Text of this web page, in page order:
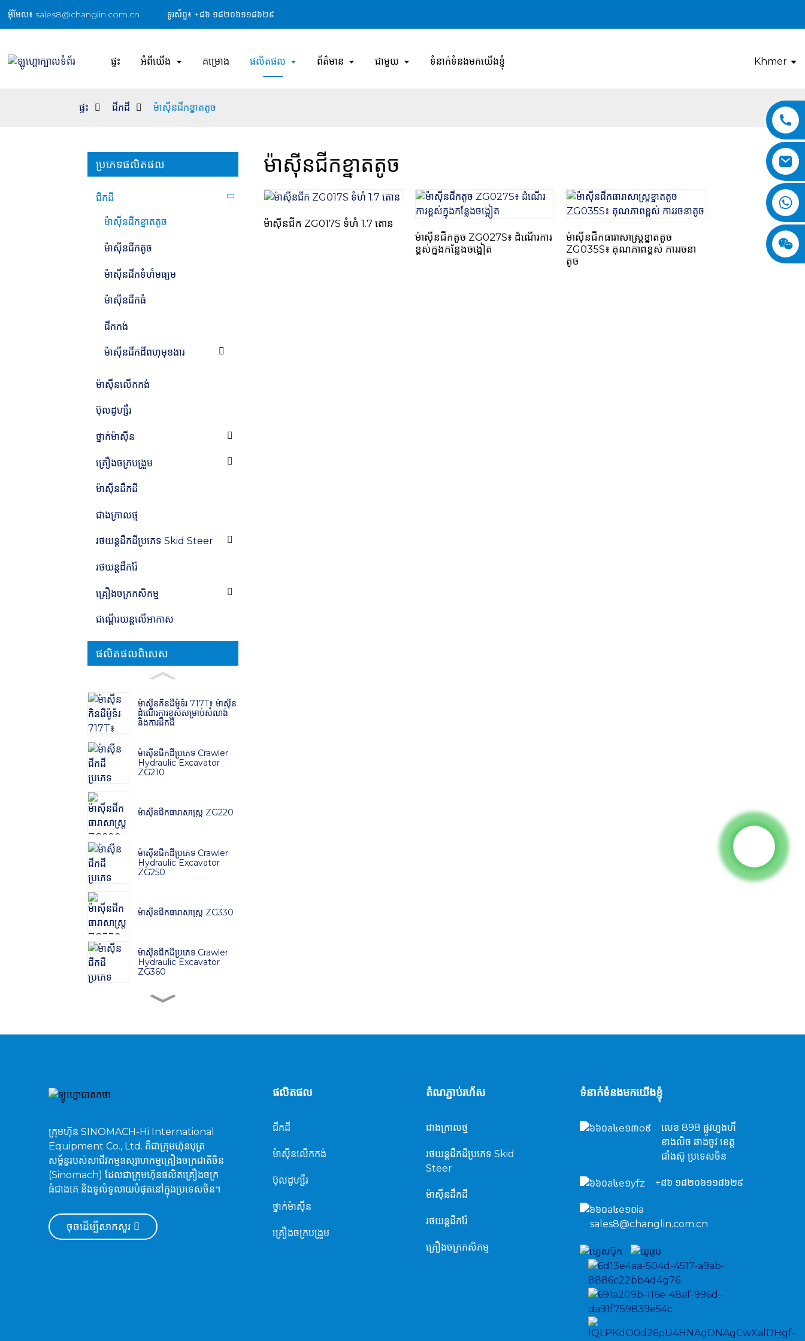
អ៊ីមែល៖ sales8@changlin.com.cn ទូរស័ព្ទ៖ +៨៦ ១៨២០៦១១៨៦២៩
ផ្ទះ អំពីយើង គម្រោង ផលិតផល ព័ត៌មាន ជាមួយ ទំនាក់ទំនងមកយើងខ្ញុំ Khmer
ផ្ទះ ជីក​ដី ម៉ាស៊ីនជីកខ្នាតតូច
ប្រភេទផលិតផល
ជីក​ដី
ម៉ាស៊ីនជីកខ្នាតតូច
ម៉ាស៊ីនជីកតូច
ម៉ាស៊ីនជីកទំហំមធ្យម
ម៉ាស៊ីនជីកធំ
ជីក​កង់
ម៉ាស៊ីនជីកដីពហុមុខងារ
ម៉ាស៊ីន​លើក​កង់
ប៊ុលដូហ្សឺរ
ថ្នាក់ម៉ាស៊ីន
គ្រឿងចក្របង្រួម
ម៉ាស៊ីន​ដឹក​ដី​
ជាង​ក្រាល​ថ្ម
រថយន្ត​ដឹក​ដី​ប្រភេទ Skid Steer
រថយន្តដឹករ៉ែ
គ្រឿងចក្រកសិកម្ម
ជណ្តើរយន្តលើអាកាស
ផលិតផលពិសេស
ម៉ាស៊ីន​កិន​ដី​ម៉ូទ័រ 717T៖ ម៉ាស៊ីន​
ដំណើរការ​ខ្ពស់​សម្រាប់​សំណង់
និង​ការ​ដឹក​ដី
ម៉ាស៊ីនជីកដីប្រភេទ Crawler
Hydraulic Excavator
ZG210
ម៉ាស៊ីនជីកធារាសាស្ត្រ ZG220
ម៉ាស៊ីនជីកដីប្រភេទ Crawler
Hydraulic Excavator
ZG250
ម៉ាស៊ីនជីកធារាសាស្ត្រ ZG330
ម៉ាស៊ីនជីកដីប្រភេទ Crawler
Hydraulic Excavator
ZG360
ម៉ាស៊ីនជីកដីប្រភេទ Crawler
ម៉ាស៊ីនជីកធារាសាស្ត្រ ZG520
ម៉ាស៊ីនជីកខ្នាតតូច
ម៉ាស៊ីនជីក ZG017S ទំហំ 1.7 តោន
ម៉ាស៊ីន​ជីក​តូច ZG027S៖ ដំណើរការ​
ខ្ពស់​ក្នុង​កន្លែង​ចង្អៀត
ម៉ាស៊ីនជីកធារាសាស្ត្រខ្នាតតូច
ZG035S៖ គុណភាពខ្ពស់ ការរចនា
តូច
ក្រុមហ៊ុន SINOMACH-Hi International
Equipment Co., Ltd. គឺជាក្រុមហ៊ុនបុត្រ
សម្ព័ន្ធរបស់សាជីវកម្មឧស្សាហកម្មគ្រឿងចក្រជាតិចិន
(Sinomach) ដែលជាក្រុមហ៊ុនផលិតគ្រឿងចក្រ
ធំជាងគេ និងទូលំទូលាយបំផុតនៅក្នុងប្រទេសចិន។
ចុចដើម្បីសាកសួរ
ផលិតផល
ជីក​ដី
ម៉ាស៊ីន​លើក​កង់
ប៊ុលដូហ្សឺរ
ថ្នាក់ម៉ាស៊ីន
គ្រឿងចក្របង្រួម
តំណភ្ជាប់រហ័ស
ជាង​ក្រាល​ថ្ម
រថយន្ត​ដឹក​ដី​ប្រភេទ Skid
Steer
ម៉ាស៊ីន​ដឹក​ដី​
រថយន្តដឹករ៉ែ
គ្រឿងចក្រកសិកម្ម
ទំនាក់ទំនងមកយើងខ្ញុំ
លេខ 898 ផ្លូវហួងហឺ
ខាងលិច ឆាងចូវ ខេត្ត
ជាំងស៊ូ ប្រទេសចិន
+៨៦ ១៨២០៦១១៨៦២៩
sales8@changlin.com.cn